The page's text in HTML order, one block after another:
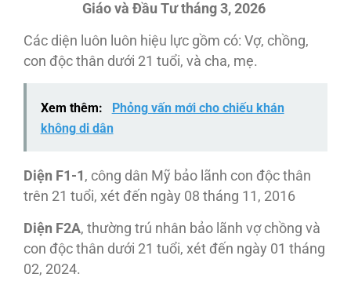
Giáo và Đầu Tư tháng 3, 2026
Các diện luôn luôn hiệu lực gồm có: Vợ, chồng,
con độc thân dưới 21 tuổi, và cha, mẹ.
Xem thêm:
Phỏng vấn mới cho chiếu khán
không di dân
Diện F1-1 , công dân Mỹ bảo lãnh con độc thân
trên 21 tuổi, xét đến ngày 08 tháng 11, 2016
Diện F2A, thường trú nhân bảo lãnh vợ chồng và
con độc thân dưới 21 tuổi, xét đến ngày 01 tháng
02, 2024.